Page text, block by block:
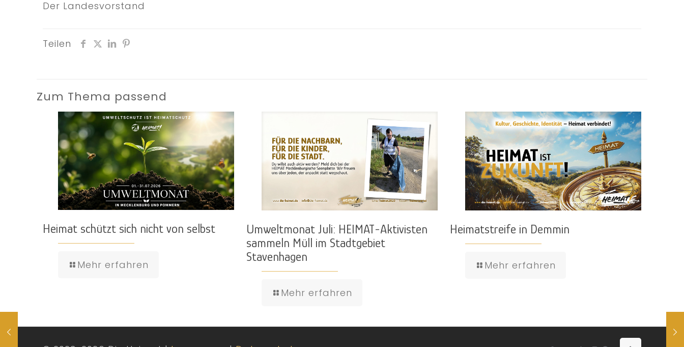
Der Landesvorstand
Teilen
Zum Thema passend
Heimat schützt sich nicht von selbst
Mehr erfahren
Umweltmonat Juli: HEIMAT-Aktivisten
sammeln Müll im Stadtgebiet
Stavenhagen
Mehr erfahren
Heimatstreife in Demmin
Mehr erfahren